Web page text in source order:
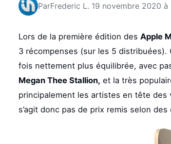
ParFrederic L. 19 novembre 2020 à
Lors de la première édition des Apple
3 récompenses (sur les 5 distribuées).
fois nettement plus équilibrée, avec
Megan Thee Stallion, et la très
principalement les artistes en tête des
s’agit donc pas de prix remis selon